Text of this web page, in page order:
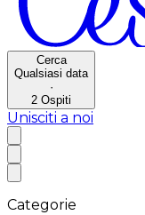
Cerca
Qualsiasi data
·
2 Ospiti
Unisciti a noi
Categorie